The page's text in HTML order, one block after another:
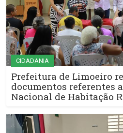
CIDADANIA
Prefeitura de Limoeiro
documentos referentes
Nacional de Habitação